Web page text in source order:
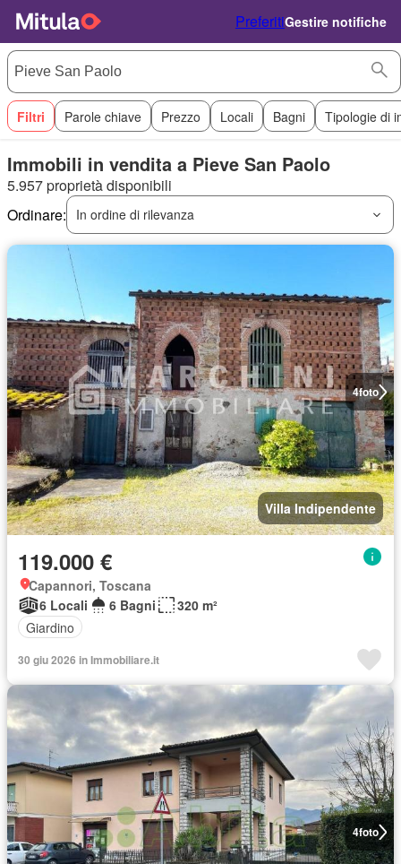
PreferitiGestire notifiche
Filtri Parole chiave Prezzo Locali Bagni Tipologie di
Immobili in vendita a Pieve San Paolo
5.957 proprietà disponibili
Ordinare:
In ordine di rilevanza
4foto
Villa Indipendente
119.000 €
Capannori, Toscana
6 Locali
6 Bagni
320 m²
Giardino
30 giu 2026 in Immobiliare.it
4foto